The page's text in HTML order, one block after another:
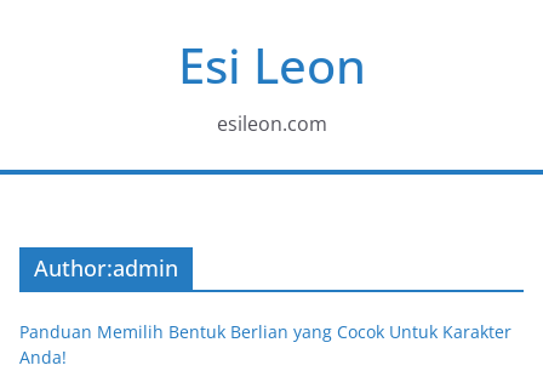
Esi Leon
esileon.com
Author:admin
Panduan Memilih Bentuk Berlian yang Cocok Untuk Karakter
Anda!